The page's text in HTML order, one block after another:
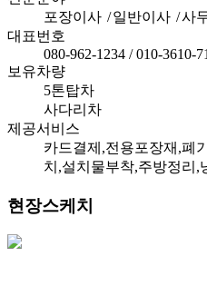
포장이사 /일반이사 /사
대표번호
080-962-1234 /010-3610-
보유차량
5톤탑차
사다리차
제공서비스
카드결제 ,전용포장재 ,폐
치 ,설치물부착,주방정리 ,
현장스케치